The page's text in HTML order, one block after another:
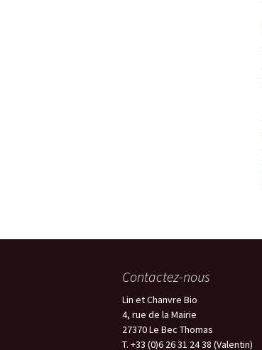
Contactez-nous
Lin et Chanvre Bio
4, rue de la Mairie
27370 Le Bec Thomas
T. +33 (0)6 26 31 24 38 (Valentin)